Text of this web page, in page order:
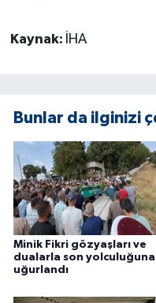
Kaynak: İHA
Bunlar da ilginizi
Minik Fikri gözyaşları ve
dualarla son yolculuğuna
uğurlandı